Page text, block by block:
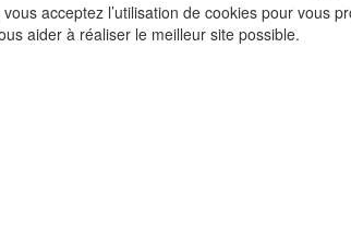
acceptez l’utilisation de cookies pour vous
aider à réaliser le meilleur site possible.